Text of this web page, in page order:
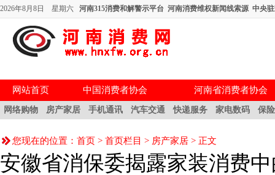
2026年8月8日 星期六 河南315消费和解警示平台 河南消费维权新闻线索源 中央
网站首页 中国消费者协会 河南省消费者协会
网络购物 房产家居 手机通讯 汽车交通 快递服务 家电数码 保
您现在的位置： 首页 > 首页栏目 > 房产家居 > 正文
安徽省消保委揭露家装消费